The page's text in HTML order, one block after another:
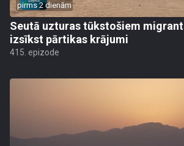
pirms 2 dienām
Seutā uzturas tūkstošiem
izsīkst pārtikas krājumi
415. epizode